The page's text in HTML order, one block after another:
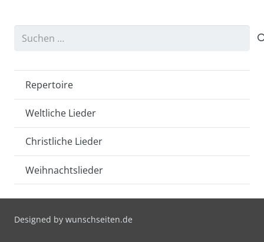
Suchen
Repertoire
Weltliche Lieder
Christliche Lieder
Weihnachtslieder
Designed by wunschseiten.de